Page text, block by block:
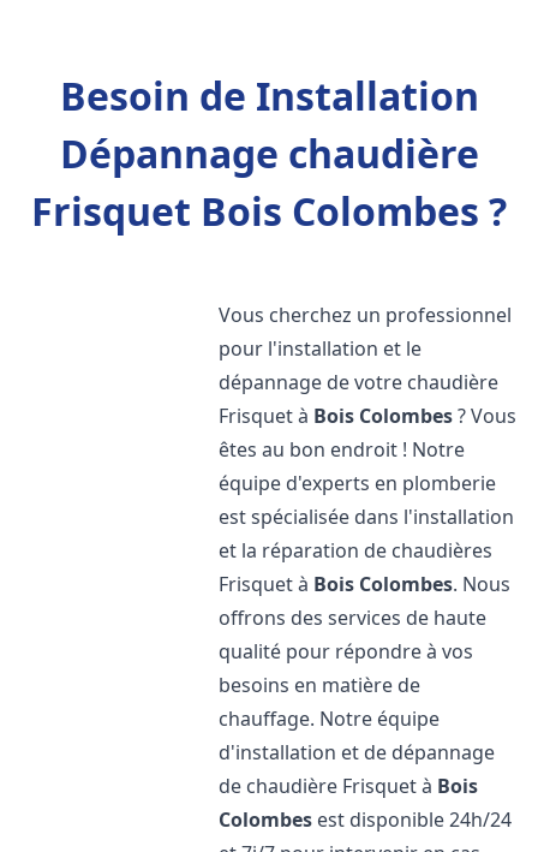
Besoin de Installation
Dépannage chaudière
Frisquet Bois Colombes ?
Vous cherchez un professionnel
pour l'installation et le
dépannage de votre chaudière
Frisquet à Bois Colombes? Vous
êtes au bon endroit ! Notre
équipe d'experts en plomberie
est spécialisée dans l'installation
et la réparation de chaudières
Frisquet à Bois Colombes. Nous
offrons des services de haute
qualité pour répondre à vos
besoins en matière de
chauffage. Notre équipe
d'installation et de dépannage
de chaudière Frisquet à Bois
Colombes est disponible 24h/24